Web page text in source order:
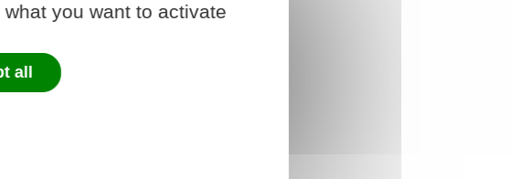
you want to activate
all